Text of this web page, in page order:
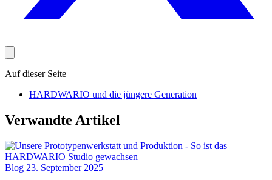
Auf dieser Seite
HARDWARIO und die jüngere Generation
Verwandte Artikel
Blog 23. September 2025